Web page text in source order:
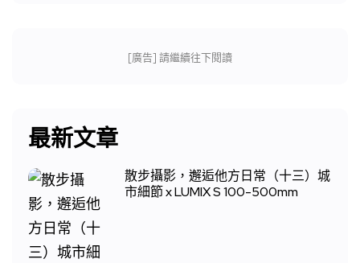
[廣告] 請繼續往下閱讀
最新文章
散步攝影，邂逅他方日常（十三）城
市細節 x LUMIX S 100-500mm